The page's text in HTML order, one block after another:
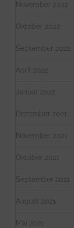
November 2022
Oktober 2022
September 2022
April 2022
Januar 2022
Dezember 2021
November 2021
Oktober 2021
September 2021
August 2021
Mai 2021